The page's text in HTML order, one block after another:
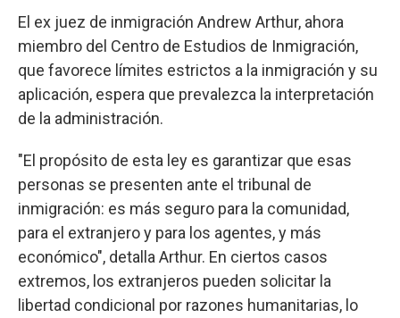
El ex juez de inmigración Andrew Arthur, ahora
miembro del Centro de Estudios de Inmigración,
que favorece límites estrictos a la inmigración y su
aplicación, espera que prevalezca la interpretación
de la administración.
"El propósito de esta ley es garantizar que esas
personas se presenten ante el tribunal de
inmigración: es más seguro para la comunidad,
para el extranjero y para los agentes, y más
económico", detalla Arthur. En ciertos casos
extremos, los extranjeros pueden solicitar la
libertad condicional por razones humanitarias, lo